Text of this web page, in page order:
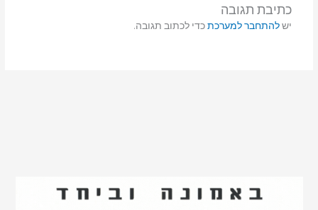
כתיבת תגובה
ישלהתחבר למערכתכדי לכתוב תגובה.